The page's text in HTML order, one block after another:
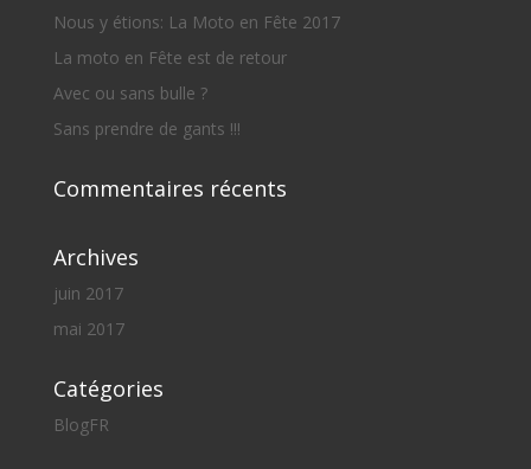
Nous y étions: La Moto en Fête 2017
La moto en Fête est de retour
Avec ou sans bulle ?
Sans prendre de gants !!!
Commentaires récents
Archives
juin 2017
mai 2017
Catégories
BlogFR